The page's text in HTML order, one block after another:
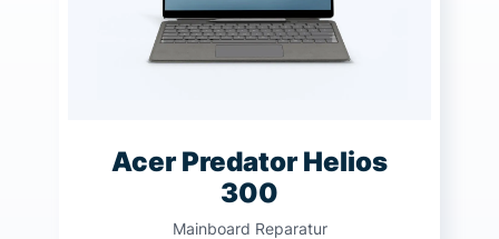
Acer Predator Helios
300
Mainboard Reparatur